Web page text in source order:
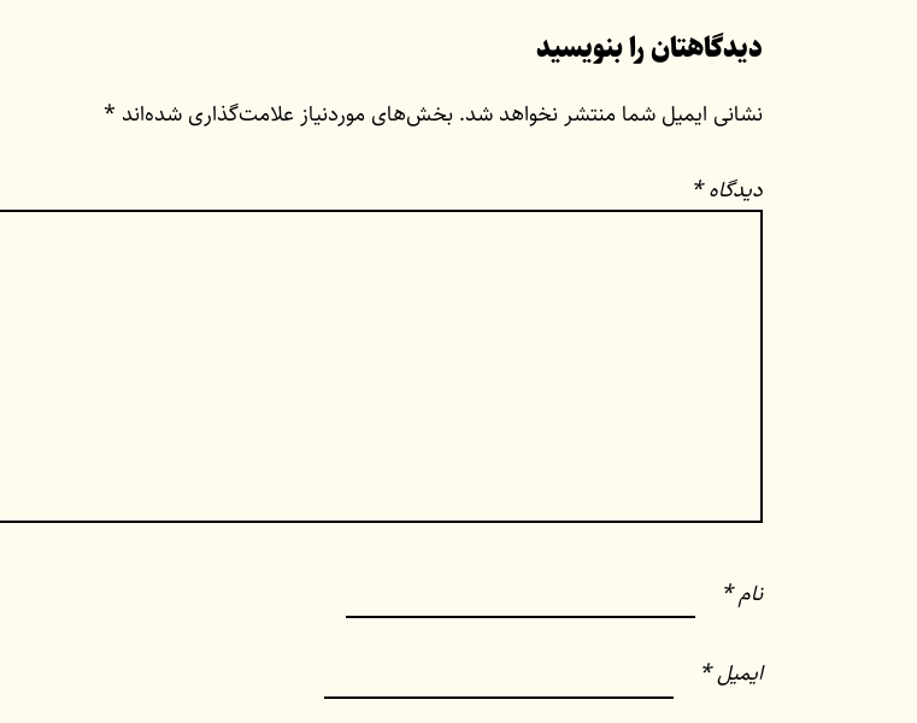
دیدگاهتان را بنویسید
نشانی ایمیل شما منتشر نخواهد شد. بخش‌های موردنیاز علامت‌گذاری شده‌اند *
دیدگاه*
نام*
ایمیل*